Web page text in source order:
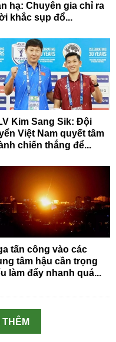
hạ: Chuyên gia chỉ ra
khắc sụp đổ...
Kim Sang Sik: Đội
Việt Nam quyết tâm
chiến thắng để...
tấn công vào các
tâm hậu cần trọng
làm đẩy nhanh quá...